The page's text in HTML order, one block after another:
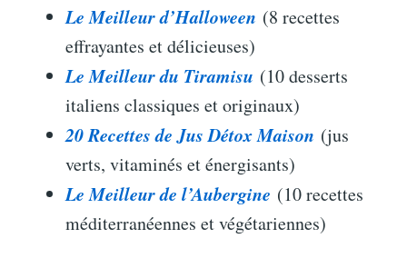
Le Meilleur d’Halloween (8 recettes
effrayantes et délicieuses)
Le Meilleur du Tiramisu (10 desserts
italiens classiques et originaux)
20 Recettes de Jus Détox Maison (jus
verts, vitaminés et énergisants)
Le Meilleur de l’Aubergine (10 recettes
méditerranéennes et végétariennes)